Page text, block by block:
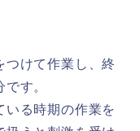
つけて作業し、終
す。
いる時期の作業を